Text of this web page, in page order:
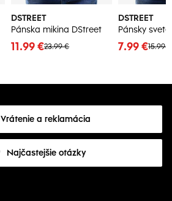
DSTREET
Pánska mikina DStreet
23.99 €
11.99 €
DSTREET
15.99 €
7.99 €
Vrátenie a reklamácia
Najčastejšie otázky